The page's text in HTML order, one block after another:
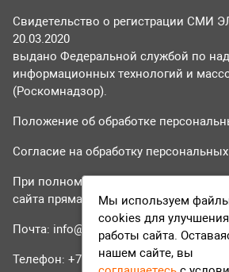
Свидетельство о регистрации СМИ
20.03.2020
выдано Федеральной службой по
информационных технологий и
(Роскомнадзор).
Положение об обработке
Согласие на обработку
При полном или частичном
сайта прямая гиперссылка на tvr24.tv
Почта: info@tvr24.tv
Телефон: +7 (496) 551-04-95
Мы используем
cookies для улучшения
работы сайта.
нашем сайте, вы